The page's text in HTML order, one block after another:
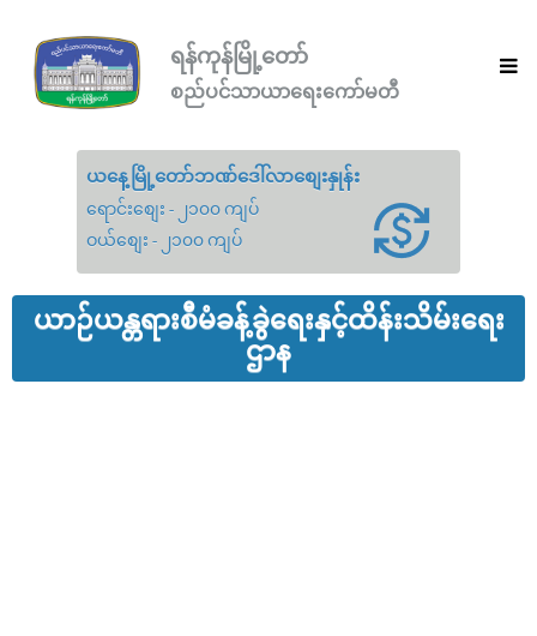
ရန်ကုန်မြို့တော်
စည်ပင်သာယာရေးကော်မတီ
ယနေ့မြို့တော်ဘဏ်ဒေါ်လာစျေးနှုန်း
ရောင်းစျေး - ၂၁၀၀ ကျပ်
ဝယ်စျေး - ၂၁၀၀ ကျပ်
ယာဉ်ယန္တရားစီမံခန့်ခွဲရေးနှင့်ထိန်းသိမ်းရေး
ဌာန